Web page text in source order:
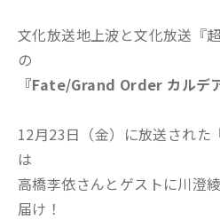
文化放送地上波と文化放送『
の
『Fate/Grand Order カルデ
12月23日（金）に放送された
は
高橋李依さんとゲストに川澄
届け！